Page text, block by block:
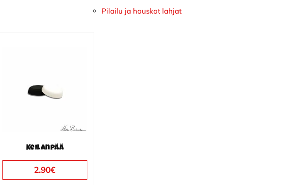
Keilanpää
2.90€
Pilailu ja hauskat lahjat